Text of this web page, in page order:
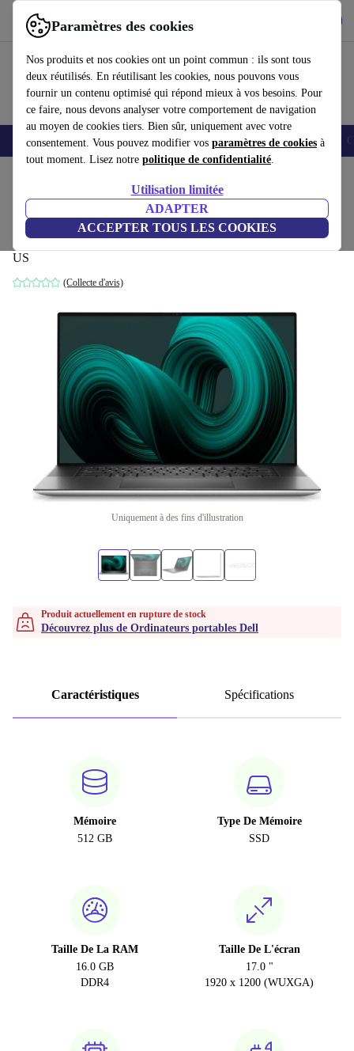
Paramètres des cookies
Nos produits et nos cookies ont un point commun : ils sont tous
deux réutilisés. En réutilisant les cookies, nous pouvons vous
fournir un contenu optimisé qui répond mieux à vos besoins. Pour
ce faire, nous devons analyser votre comportement de navigation
au moyen de cookies tiers. Bien sûr, uniquement avec votre
consentement. Vous pouvez modifier vos paramètres de cookies à
tout moment. Lisez notre politique de confidentialité.
Utilisation limitée
ADAPTER
ACCEPTER TOUS LES COOKIES
Utilisez refurbed rapidement et facilement
Smartphones Laptops Tablettes Montres connectées Accessoires
Dell XPS 17 9710 | i9-11900H | 17"
16 GB | 512 GB SSD | Rétroéclairage du clavier | Win 11 Home |
US
(Collecte d'avis)
Uniquement à des fins d'illustration
Produit actuellement en rupture de stock
Découvrez plus de Ordinateurs portables Dell
Caractéristiques Spécifications
Mémoire
512 GB
Type De Mémoire
SSD
Taille De La RAM
16.0 GB
DDR4
Taille De L'écran
17.0 "
1920 x 1200 (WUXGA)